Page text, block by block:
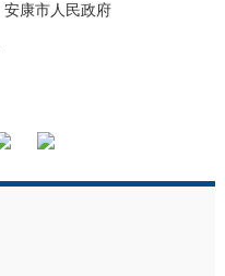
安康市人民政府